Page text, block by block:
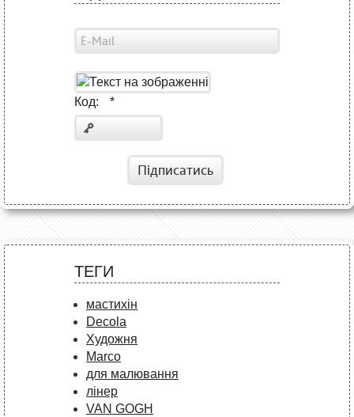
Код: *
Підписатись
ТЕГИ
мастихін
Decola
Художня
Marco
для малювання
лінер
VAN GOGH